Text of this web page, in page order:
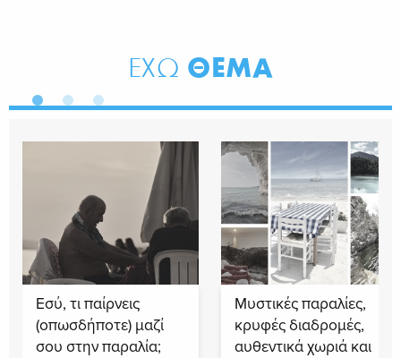
ΕΧΩ ΘΕΜΑ
Εσύ, τι παίρνεις
(οπωσδήποτε) μαζί
σου στην παραλία;
Μυστικές παραλίες,
κρυφές διαδρομές,
αυθεντικά χωριά και